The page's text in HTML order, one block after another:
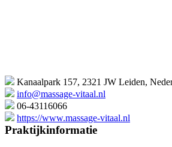
Kanaalpark 157, 2321 JW Leiden,
info@massage-vitaal.nl
06-43116066
https://www.massage-vitaal.nl
Praktijkinformatie